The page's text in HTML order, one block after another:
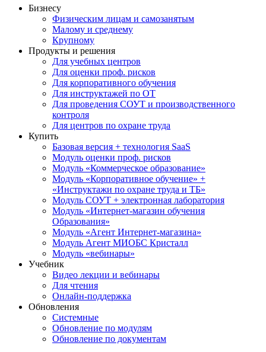
Бизнесу
Физическим лицам и самозанятым
Малому и среднему
Крупному
Продукты и решения
Для учебных центров
Для оценки проф. рисков
Для корпоративного обучения
Для инструктажей по ОТ
Для проведения СОУТ и производственного
контроля
Для центров по охране труда
Купить
Базовая версия + технология SaaS
Модуль оценки проф. рисков
Модуль «Коммерческое образование»
Модуль «Корпоративное обучение» +
«Инструктажи по охране труда и ТБ»
Модуль СОУТ + электронная лаборатория
Модуль «Интернет-магазин обучения
Образования»
Модуль «Агент Интернет-магазина»
Модуль Агент МИОБС Кристалл
Модуль «вебинары»
Учебник
Видео лекции и вебинары
Для чтения
Онлайн-поддержка
Обновления
Системные
Обновление по модулям
Обновление по документам